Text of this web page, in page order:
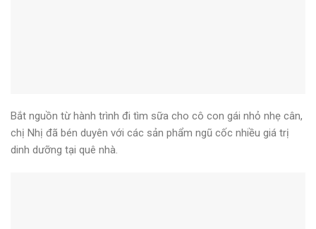
Bắt nguồn từ hành trình đi tìm sữa cho cô con gái nhỏ nhẹ cân,
chị Nhị đã bén duyên với các sản phẩm ngũ cốc nhiều giá trị
dinh dưỡng tại quê nhà.